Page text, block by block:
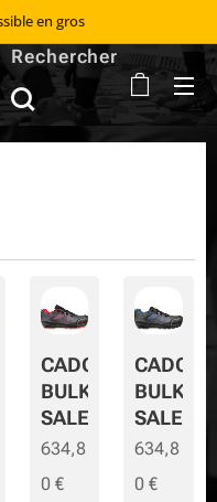
en gros 📦
Rechercher
CADOR
BULK
SALE
634,8
0€
CADOR-
BULK-
SALE
634,8
0 €